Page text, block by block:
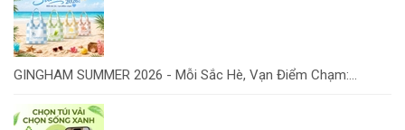
GINGHAM SUMMER 2026 - Mỗi Sắc Hè, Vạn Điểm Chạm:...